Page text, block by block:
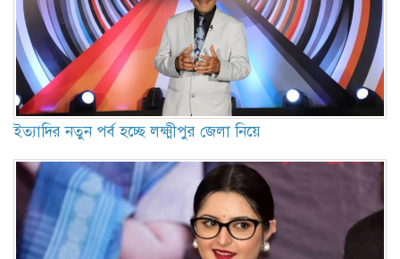
ইত্যাদির নতুন পর্ব হচ্ছে লক্ষ্মীপুর জেলা নিয়ে